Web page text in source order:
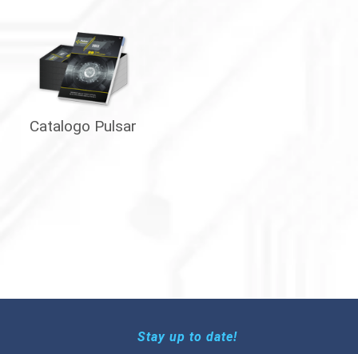
Catalogo Pulsar
Stay up to date!